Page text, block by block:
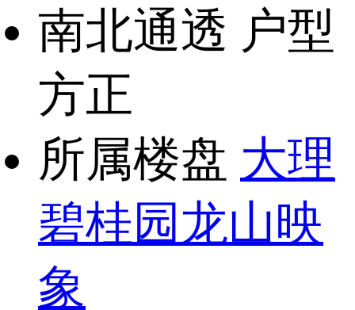
南北通透 户型
方正
所属楼盘 大理
碧桂园龙山映
象